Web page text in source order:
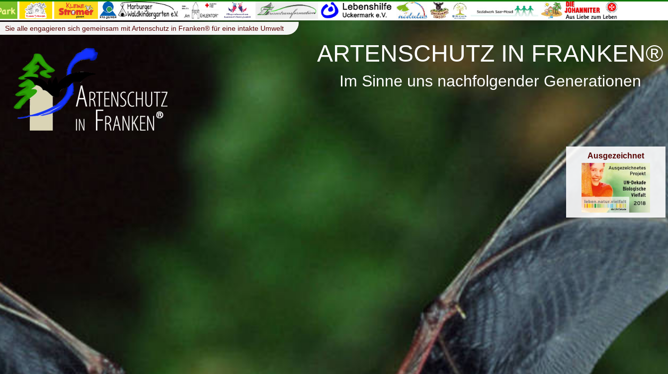
Sie alle engagieren sich gemeinsam mit Artenschutz in Franken® für eine intakte Umwelt
ARTENSCHUTZ IN FRANKEN®
Im Sinne uns nachfolgender Generationen
Ausgezeichnet